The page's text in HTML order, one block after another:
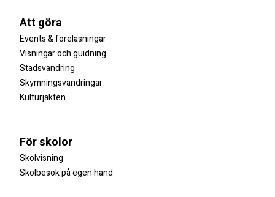
Att göra
Events & föreläsningar
Visningar och guidning
Stadsvandring
Skymningsvandringar
Kulturjakten
För skolor
Skolvisning
Skolbesök på egen hand